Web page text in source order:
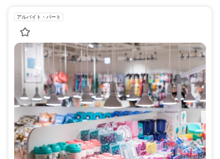
アルバイト・パート